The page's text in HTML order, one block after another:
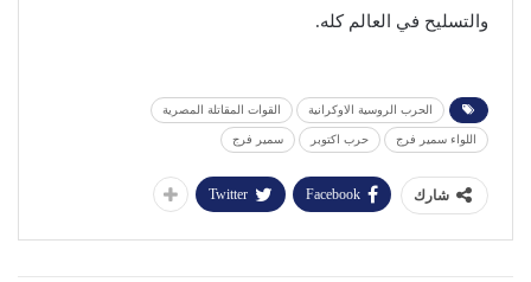
والتسليح في العالم كله.
الحرب الروسية الاوكرانية القوات المقاتلة المصرية
اللواء سمير فرج حرب اكتوبر سمير فرج
شارك Facebook
Twitter